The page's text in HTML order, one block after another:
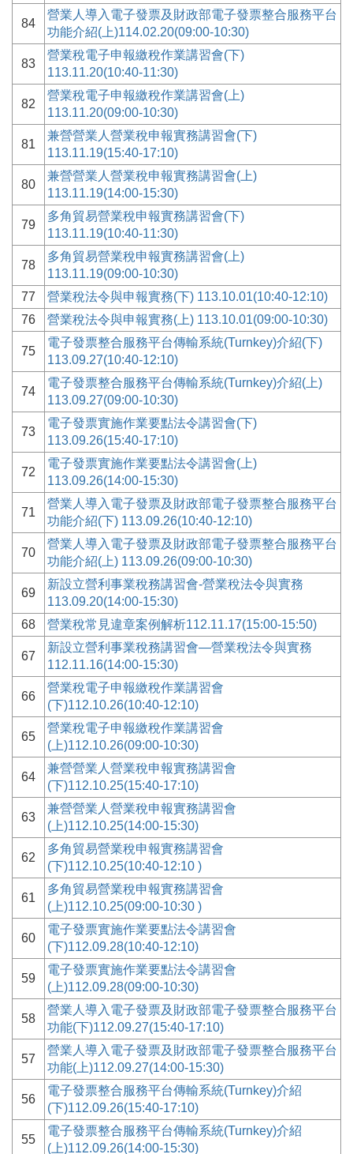
84
營業人導入電子發票及財政部電子發票整合服務平台
功能介紹(上)114.02.20(09:00-10:30)
83
營業稅電子申報繳稅作業講習會(下)
113.11.20(10:40-11:30)
82
營業稅電子申報繳稅作業講習會(上)
113.11.20(09:00-10:30)
81
兼營營業人營業稅申報實務講習會(下)
113.11.19(15:40-17:10)
80
兼營營業人營業稅申報實務講習會(上)
113.11.19(14:00-15:30)
79
多角貿易營業稅申報實務講習會(下)
113.11.19(10:40-11:30)
78
多角貿易營業稅申報實務講習會(上)
113.11.19(09:00-10:30)
77
營業稅法令與申報實務(下) 113.10.01(10:40-12:10)
76
營業稅法令與申報實務(上) 113.10.01(09:00-10:30)
75
電子發票整合服務平台傳輸系統(Turnkey)介紹(下)
113.09.27(10:40-12:10)
74
電子發票整合服務平台傳輸系統(Turnkey)介紹(上)
113.09.27(09:00-10:30)
73
電子發票實施作業要點法令講習會(下)
113.09.26(15:40-17:10)
72
電子發票實施作業要點法令講習會(上)
113.09.26(14:00-15:30)
71
營業人導入電子發票及財政部電子發票整合服務平台
功能介紹(下) 113.09.26(10:40-12:10)
70
營業人導入電子發票及財政部電子發票整合服務平台
功能介紹(上) 113.09.26(09:00-10:30)
69
新設立營利事業稅務講習會-營業稅法令與實務
113.09.20(14:00-15:30)
68
營業稅常見違章案例解析112.11.17(15:00-15:50)
67
新設立營利事業稅務講習會—營業稅法令與實務
112.11.16(14:00-15:30)
66
營業稅電子申報繳稅作業講習會
(下)112.10.26(10:40-12:10)
65
營業稅電子申報繳稅作業講習會
(上)112.10.26(09:00-10:30)
64
兼營營業人營業稅申報實務講習會
(下)112.10.25(15:40-17:10)
63
兼營營業人營業稅申報實務講習會
(上)112.10.25(14:00-15:30)
62
多角貿易營業稅申報實務講習會
(下)112.10.25(10:40-12:10 )
61
多角貿易營業稅申報實務講習會
(上)112.10.25(09:00-10:30 )
60
電子發票實施作業要點法令講習會
(下)112.09.28(10:40-12:10)
59
電子發票實施作業要點法令講習會
(上)112.09.28(09:00-10:30)
58
營業人導入電子發票及財政部電子發票整合服務平台
功能(下)112.09.27(15:40-17:10)
57
營業人導入電子發票及財政部電子發票整合服務平台
功能(上)112.09.27(14:00-15:30)
56
電子發票整合服務平台傳輸系統(Turnkey)介紹
(下)112.09.26(15:40-17:10)
55
電子發票整合服務平台傳輸系統(Turnkey)介紹
(上)112.09.26(14:00-15:30)